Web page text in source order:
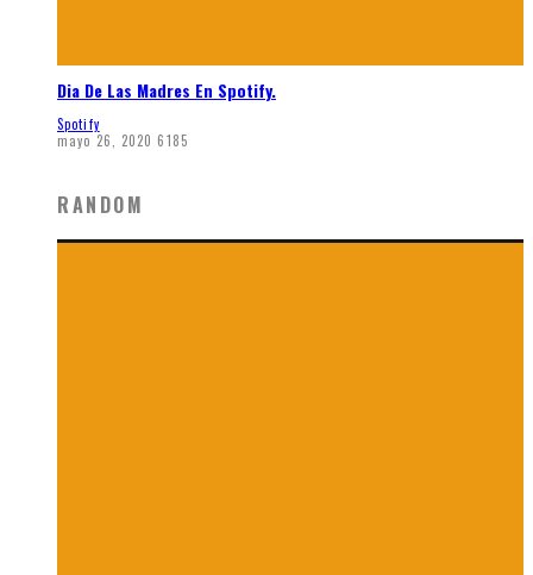
Dia De Las Madres En Spotify.
Spotify
mayo 26, 2020 6185
RANDOM